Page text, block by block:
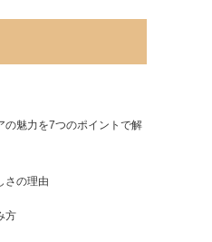
の魅力を7つのポイントで解
さの理由
方